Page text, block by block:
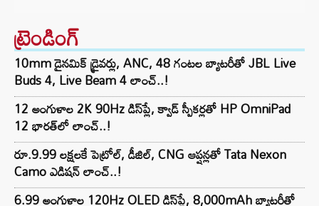
ట్రెండింగ్‌
10mm డైనమిక్ డ్రైవర్లు, ANC, 48 గంటల బ్యాటరీతో JBL Live
Buds 4, Live Beam 4 లాంచ్..!
12 అంగుళాల 2K 90Hz డిస్‌ప్లే, క్వాడ్ స్పీకర్లతో HP OmniPad
12 భారత్‌లో లాంచ్..!
రూ.9.99 లక్షలకే పెట్రోల్, డీజిల్, CNG ఆప్షన్లతో Tata Nexon
Camo ఎడిషన్ లాంచ్..!
6.99 అంగుళాల 120Hz OLED డిస్‌ప్లే, 8,000mAh బ్యాటరీతో